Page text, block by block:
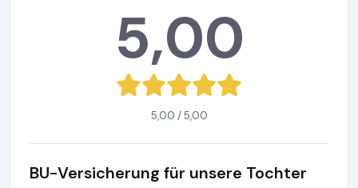
5,00
5,00 / 5,00
BU-Versicherung für unsere Tochter